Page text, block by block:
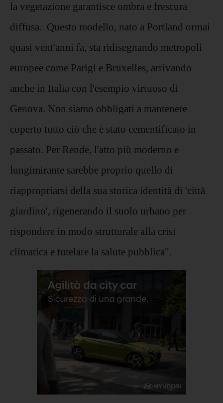
la vegetazione garantisce ombra e frescura
diffusa. Questo modello, nato a Portland ormai
quasi vent'anni fa, sta ridisegnando metropoli
europee come Parigi e Bruxelles, arrivando
anche in Italia con l'esempio virtuoso di
Genova. Non siamo obbligati a mantenere
coperto tutto ciò che è stato cementificato in
passato. Per Rende, l'atto più moderno e
lungimirante sarebbe proprio quello di
riappropriarsi della sua storica identità di 'città
giardino', rigenerando il suolo urbano per
rispondere in modo strutturale alla crisi
climatica e tutelare la salute pubblica".